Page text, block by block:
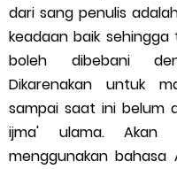
dari sang penulis
keadaan baik
boleh dibebani
Dikarenakan untuk
sampai saat ini belum
ijma' ulama. Akan
menggunakan